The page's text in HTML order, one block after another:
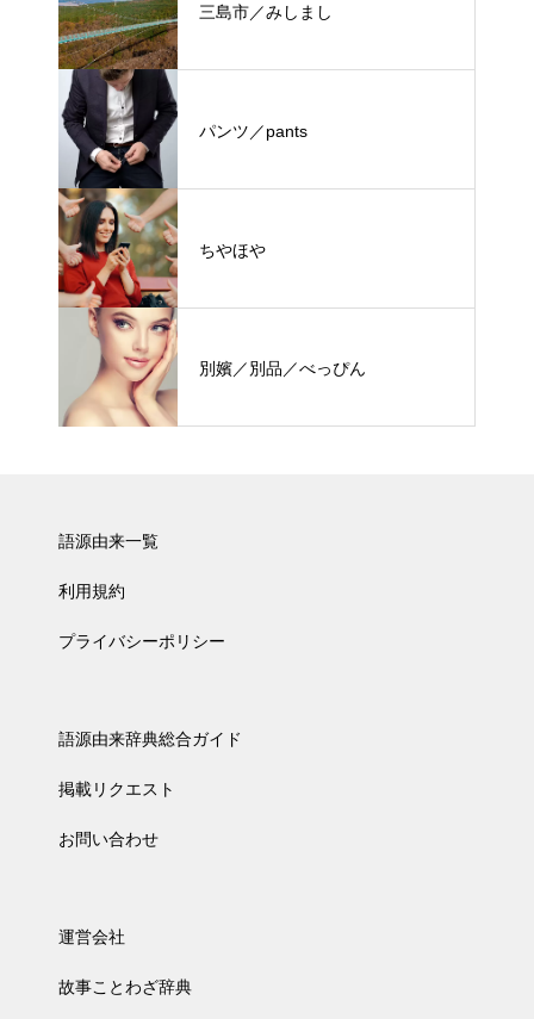
三島市／みしまし
パンツ／pants
ちやほや
別嬪／別品／べっぴん
語源由来一覧
利用規約
プライバシーポリシー
語源由来辞典総合ガイド
掲載リクエスト
お問い合わせ
運営会社
故事ことわざ辞典